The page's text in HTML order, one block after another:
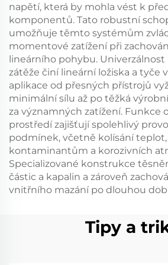
napětí, která by mohla vést k
komponentů. Tato robustní
umožňuje těmto systémům
momentové zatížení při
lineárního pohybu. Univerzálnost
zátěže činí lineární ložiska a tyče
aplikace od přesných přístrojů
minimální sílu až po těžká
za významných zatížení. Funkce
prostředí zajišťují spolehlivý
podmínek, včetně kolísání teplot,
kontaminantům a korozivních
Specializované konstrukce
částic a kapalin a zároveň
vnitřního mazání po dlouhou
Tipy a